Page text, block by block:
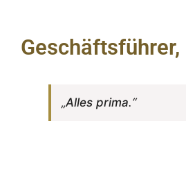
Geschäftsführer,
„Alles prima.“